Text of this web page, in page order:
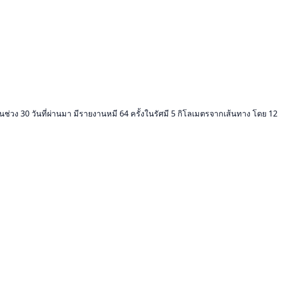
วง 30 วันที่ผ่านมา มีรายงานหมี 64 ครั้งในรัศมี 5 กิโลเมตรจากเส้นทาง โดย 12